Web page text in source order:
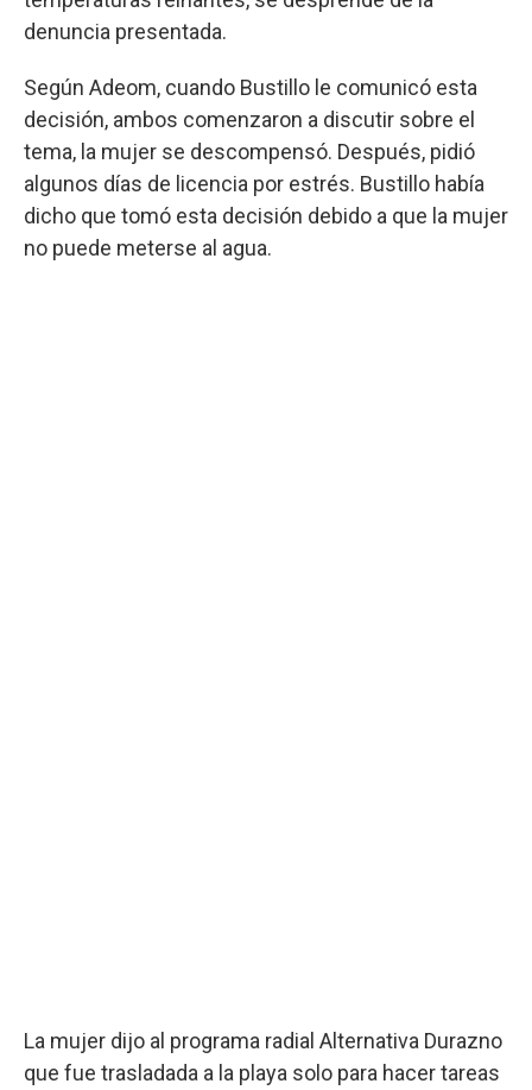
denuncia presentada.
Según Adeom, cuando Bustillo le comunicó esta
decisión, ambos comenzaron a discutir sobre el
tema, la mujer se descompensó. Después, pidió
algunos días de licencia por estrés. Bustillo había
dicho que tomó esta decisión debido a que la mujer
no puede meterse al agua.
La mujer dijo al programa radial Alternativa Durazno
que fue trasladada a la playa solo para hacer tareas